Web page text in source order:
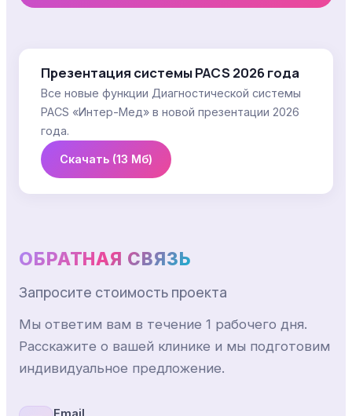
Презентация системы PACS 2026 года
Все новые функции Диагностической системы
PACS «Интер-Мед» в новой презентации 2026
года.
Скачать (13 Мб)
ОБРАТНАЯ СВЯЗЬ
Запросите стоимость проекта
Мы ответим вам в течение 1 рабочего дня.
Расскажите о вашей клинике и мы подготовим
индивидуальное предложение.
Email